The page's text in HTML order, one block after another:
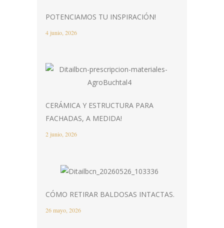
POTENCIAMOS TU INSPIRACIÓN!
4 junio, 2026
CERÁMICA Y ESTRUCTURA PARA
FACHADAS, A MEDIDA!
2 junio, 2026
CÓMO RETIRAR BALDOSAS INTACTAS.
26 mayo, 2026